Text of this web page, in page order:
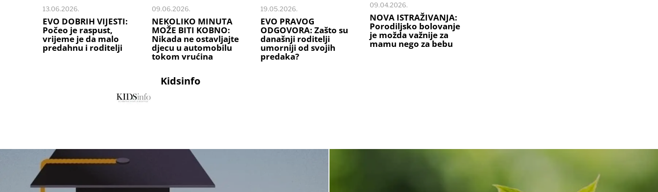
13.06.2026.
EVO DOBRIH VIJESTI:
Počeo je raspust,
vrijeme je da malo
predahnu i roditelji
09.06.2026.
NEKOLIKO MINUTA
MOŽE BITI KOBNO:
Nikada ne ostavljajte
djecu u automobilu
tokom vrućina
19.05.2026.
EVO PRAVOG
ODGOVORA: Zašto su
današnji roditelji
umorniji od svojih
predaka?
09.04.2026.
NOVA ISTRAŽIVANJA:
Porodiljsko bolovanje
je možda važnije za
mamu nego za bebu
Kidsinfo